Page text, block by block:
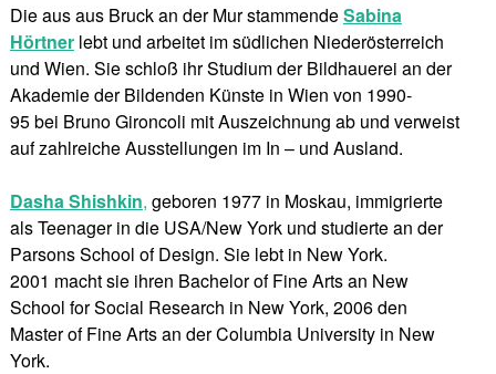
Die aus aus Bruck an der Mur stammendeSabina
Hörtnerlebt und arbeitet im südlichen Niederösterreich
und Wien. Sie schloß ihr Studium der Bildhauerei an der
Akademie der Bildenden Künste in Wien von 1990-
95 bei Bruno Gironcoli mit Auszeichnung ab und verweist
auf zahlreiche Ausstellungen im In – und Ausland.
Dasha Shishkin, geboren 1977 in Moskau, immigrierte
als Teenager in die USA/New York und studierte an der
Parsons School of Design. Sie lebt in New York.
2001 macht sie ihren Bachelor of Fine Arts an New
School for Social Research in New York, 2006 den
Master of Fine Arts an der Columbia University in New
York.